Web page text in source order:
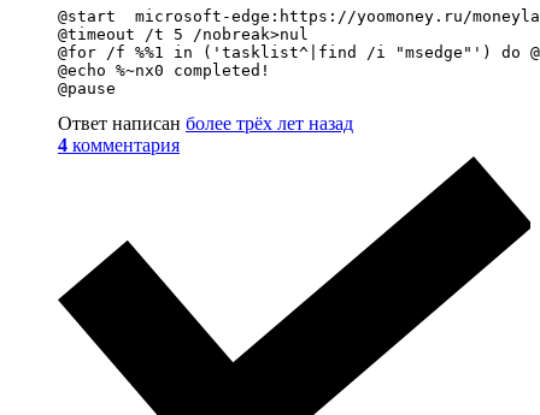
@start  microsoft-edge:https://yoomoney.ru/
@timeout /t 5 /nobreak>nul
@for /f %%1 in ('tasklist^|find /i "msedge"') do
@echo %~nx0 completed!
@pause
Ответ написан более трёх лет назад
4 комментария